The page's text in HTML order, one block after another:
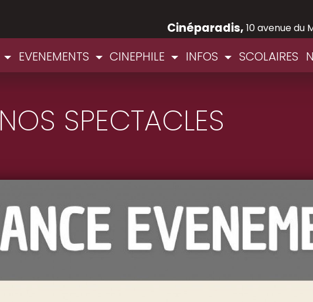
Cinéparadis, 10 avenue du
EVENEMENTS CINEPHILE INFOS SCOLAIRES
NOS SPECTACLES